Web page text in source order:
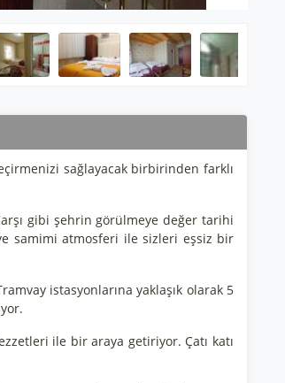
sağlayacak birbirinden farklı
gibi şehrin görülmeye değer tarihi
samimi atmosferi ile sizleri eşsiz bir
istasyonlarına yaklaşık olarak 5
ile bir araya getiriyor. Çatı katı